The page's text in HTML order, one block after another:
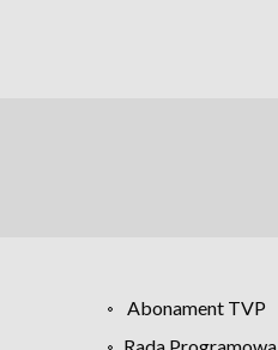
Abonament TVP